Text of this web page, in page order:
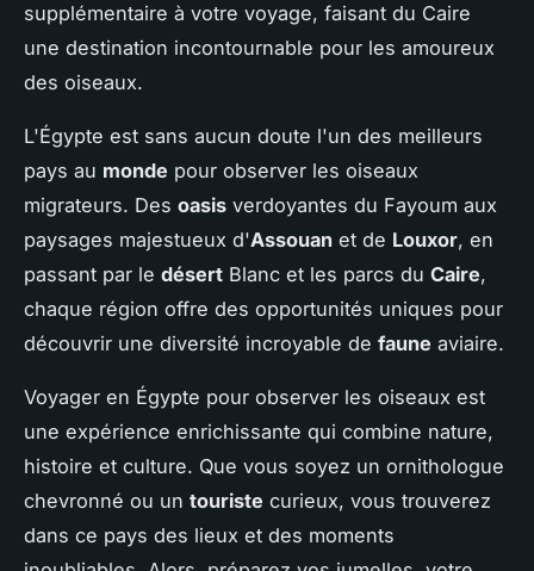
supplémentaire à votre voyage, faisant du Caire
une destination incontournable pour les amoureux
des oiseaux.
L'Égypte est sans aucun doute l'un des meilleurs
pays au monde pour observer les oiseaux
migrateurs. Des oasis verdoyantes du Fayoum aux
paysages majestueux d'Assouan et de Louxor, en
passant par le désert Blanc et les parcs du Caire,
chaque région offre des opportunités uniques pour
découvrir une diversité incroyable de faune aviaire.
Voyager en Égypte pour observer les oiseaux est
une expérience enrichissante qui combine nature,
histoire et culture. Que vous soyez un ornithologue
chevronné ou un touriste curieux, vous trouverez
dans ce pays des lieux et des moments